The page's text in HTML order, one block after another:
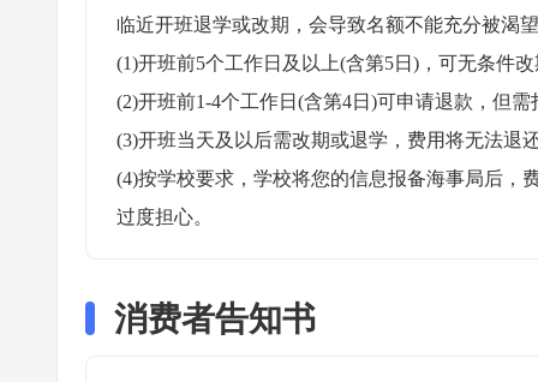
临近开班退学或改期，会导致名额不能充分被渴
(1)开班前5个工作日及以上(含第5日)，可无条件
(2)开班前1-4个工作日(含第4日)可申请退款，但
(3)开班当天及以后需改期或退学，费用将无法退
(4)按学校要求，学校将您的信息报备海事局后，
过度担心。
消费者告知书